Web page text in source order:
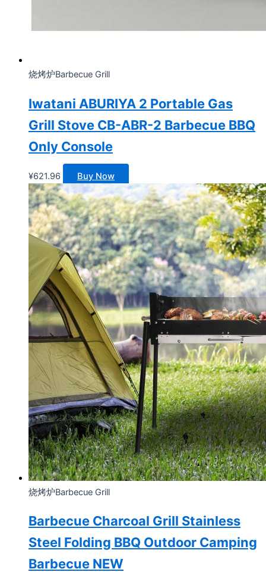
烧烤炉Barbecue Grill
Iwatani ABURIYA 2 Portable Gas
Grill Stove CB-ABR-2 Barbecue BBQ
Only Console
¥621.96 Buy Now
烧烤炉Barbecue Grill
Barbecue Charcoal Grill Stainless
Steel Folding BBQ Outdoor Camping
Barbecue NEW